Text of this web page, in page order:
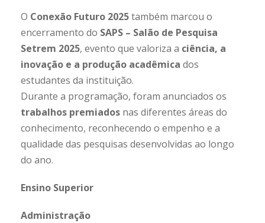
O Conexão Futuro 2025também marcou o
encerramento do SAPS – Salão de Pesquisa
Setrem 2025, evento que valoriza a ciência, a
inovação e a produção acadêmica dos
estudantes da instituição.
Durante a programação, foram anunciados os
trabalhos premiados nas diferentes áreas do
conhecimento, reconhecendo o empenho e a
qualidade das pesquisas desenvolvidas ao longo
do ano.
Ensino Superior
Administração